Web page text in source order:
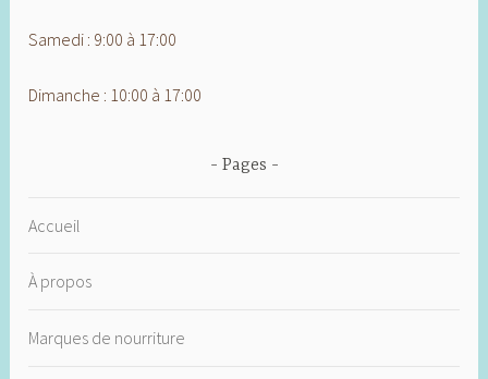
Samedi : 9:00 à 17:00
Dimanche : 10:00 à 17:00
Pages
Accueil
À propos
Marques de nourriture